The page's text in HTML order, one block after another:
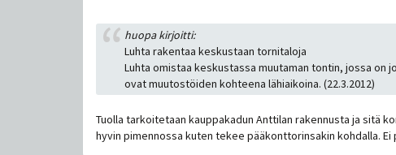
huopa kirjoitti:
Luhta rakentaa keskustaan tornitaloja
Luhta omistaa keskustassa muutaman tontin, jossa on
ovat muutostöiden kohteena lähiaikoina. (22.3.2012)
Tuolla tarkoitetaan kauppakadun Anttilan rakennusta ja sitä
hyvin pimennossa kuten tekee pääkonttorinsakin kohdalla.